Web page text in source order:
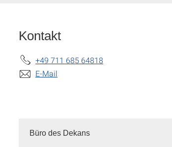
Kontakt
+49 711 685 64818
E-Mail
Büro des Dekans